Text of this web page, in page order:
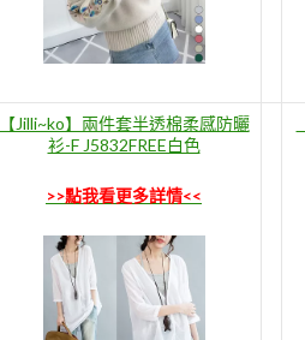
【Jilli~ko】兩件套半透棉柔感防曬
衫-F J5832FREE白色
>>點我看更多詳情<<